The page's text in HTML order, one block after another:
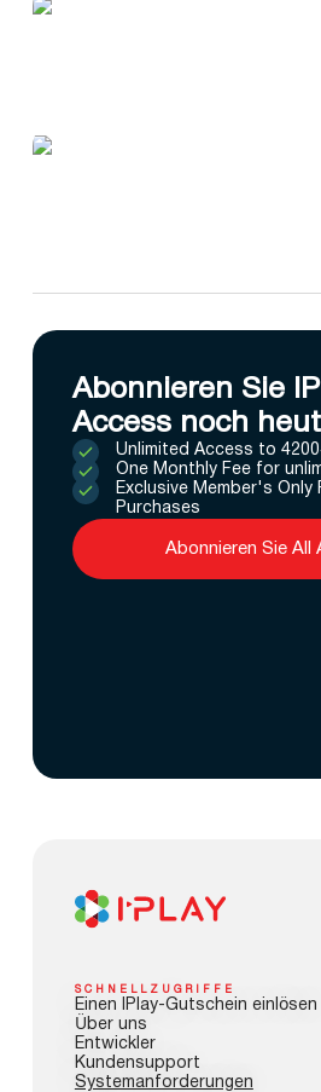
Abonnieren Sie
Access noch
Unlimited Access to
One Monthly Fee for
Exclusive Member's Only
Purchases
Abonnieren Sie All
SCHNELLZUGRIFFE
Einen IPlay-Gutschein einlösen
Über uns
Entwickler
Kundensupport
Systemanforderungen